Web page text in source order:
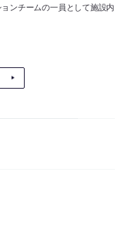
ンチームの一員として施設内